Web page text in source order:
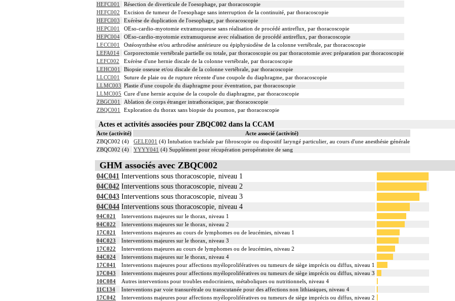
HEFC001
Résection de diverticule de l'oesophage, par thoracoscopie
HEFC002
Excision de tumeur de l'oesophage sans interruption de la continuité, par thoracoscopie
HEFC003
Exérèse de duplication de l'oesophage, par thoracoscopie
HEPC001
OEso-cardio-myotomie extramuqueuse sans réalisation de procédé antireflux, par thoracoscopie
HEPC004
OEso-cardio-myotomie extramuqueuse avec réalisation de procédé antireflux, par thoracoscopie
LECC001
Ostéosynthèse et/ou arthrodèse antérieure ou épiphysiodèse de la colonne vertébrale, par thoracoscopie
LEFA014
Corporectomie vertébrale partielle ou totale, par thoracoscopie ou par thoracotomie avec préparation par thoracoscopie
LEFC002
Exérèse d'une hernie discale de la colonne vertébrale, par thoracoscopie
LEHC001
Biopsie osseuse et/ou discale de la colonne vertébrale, par thoracoscopie
LLCC001
Suture de plaie ou de rupture récente d'une coupole du diaphragme, par thoracoscopie
LLMC003 Plastie d'une coupole du diaphragme pour éventration, par thoracoscopie
LLMC005 Cure d'une hernie acquise de la coupole du diaphragme, par thoracoscopie
ZBGC001
Ablation de corps étranger intrathoracique, par thoracoscopie
ZBQC001
Exploration du thorax sans biopsie du poumon, par thoracoscopie
Actes et activités associées pour ZBQC002 dans la CCAM
Acte (activité)
Acte associé (activité)
ZBQC002 (4)
GELE001 (4) Intubation trachéale par fibroscopie ou dispositif laryngé particulier, au cours d'une anesthésie générale
ZBQC002 (4)
YYYY041 (4) Supplément pour récupération peropératoire de sang
GHM associés avec ZBQC002
04C041 Interventions sous thoracoscopie, niveau 1
04C042 Interventions sous thoracoscopie, niveau 2
04C043 Interventions sous thoracoscopie, niveau 3
04C044 Interventions sous thoracoscopie, niveau 4
04C021
Interventions majeures sur le thorax, niveau 1
04C022
Interventions majeures sur le thorax, niveau 2
17C021
Interventions majeures au cours de lymphomes ou de leucémies, niveau 1
04C023
Interventions majeures sur le thorax, niveau 3
17C022
Interventions majeures au cours de lymphomes ou de leucémies, niveau 2
04C024
Interventions majeures sur le thorax, niveau 4
17C041
Interventions majeures pour affections myéloprolifératives ou tumeurs de siège imprécis ou diffus, niveau 1
17C043
Interventions majeures pour affections myéloprolifératives ou tumeurs de siège imprécis ou diffus, niveau 3
10C084
Autres interventions pour troubles endocriniens, métaboliques ou nutritionnels, niveau 4
11C134
Interventions par voie transurétrale ou transcutanée pour des affections non lithiasiques, niveau 4
17C042
Interventions majeures pour affections myéloprolifératives ou tumeurs de siège imprécis ou diffus, niveau 2